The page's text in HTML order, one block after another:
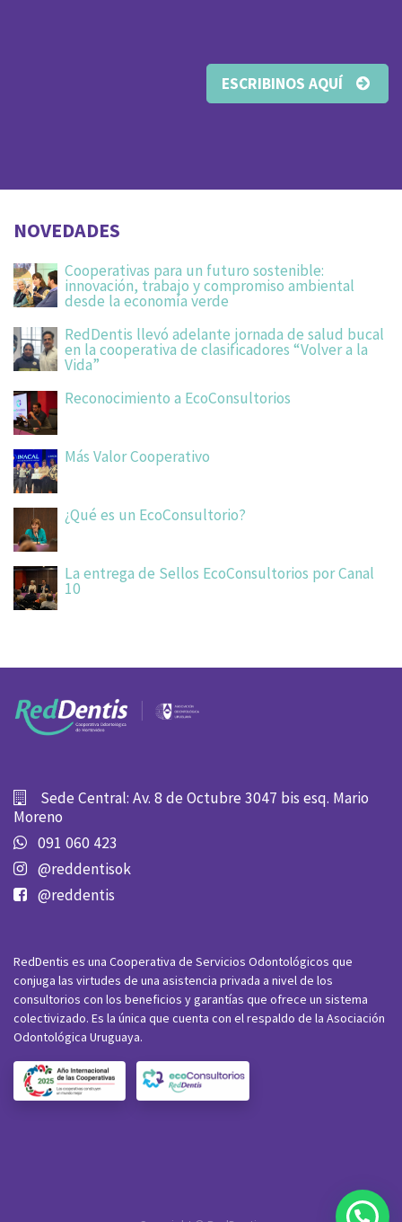
ESCRIBINOS AQUÍ
NOVEDADES
Cooperativas para un futuro sostenible:
innovación, trabajo y compromiso ambiental
desde la economía verde
RedDentis llevó adelante jornada de salud bucal
en la cooperativa de clasificadores “Volver a la
Vida”
Reconocimiento a EcoConsultorios
Más Valor Cooperativo
¿Qué es un EcoConsultorio?
La entrega de Sellos EcoConsultorios por Canal
10
Sede Central: Av. 8 de Octubre 3047 bis esq. Mario
Moreno
091 060 423
@reddentisok
@reddentis
RedDentis es una Cooperativa de Servicios Odontológicos que
conjuga las virtudes de una asistencia privada a nivel de los
consultorios con los beneficios y garantías que ofrece un sistema
colectivizado. Es la única que cuenta con el respaldo de la Asociación
Odontológica Uruguaya.